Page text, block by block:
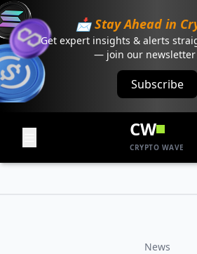
📩 Stay Ahead in
Get expert insights & alerts
— join our newsletter
Subscribe
CW
CRYPTO WAVE
News